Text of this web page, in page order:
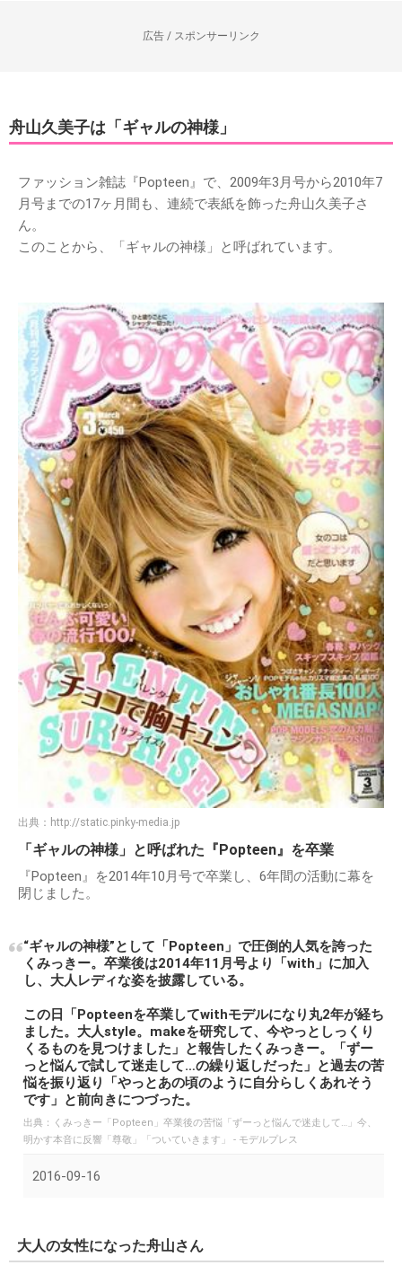
広告 / スポンサーリンク
舟山久美子は「ギャルの神様」
ファッション雑誌『Popteen』で、2009年3月号から2010年7
月号までの17ヶ月間も、連続で表紙を飾った舟山久美子さ
ん。
このことから、「ギャルの神様」と呼ばれています。
出典： http://static.pinky-media.jp
「ギャルの神様」と呼ばれた『Popteen』を卒業
『Popteen』を2014年10月号で卒業し、6年間の活動に幕を
閉じました。
“ギャルの神様”として「Popteen」で圧倒的人気を誇った
くみっきー。卒業後は2014年11月号より「with」に加入
し、大人レディな姿を披露している。
この日「Popteenを卒業してwithモデルになり丸2年が経ち
ました。大人style。makeを研究して、今やっとしっくり
くるものを見つけました」と報告したくみっきー。「ずー
っと悩んで試して迷走して…の繰り返しだった」と過去の苦
悩を振り返り「やっとあの頃のように自分らしくあれそう
です」と前向きにつづった。
出典：
くみっきー「Popteen」卒業後の苦悩「ずーっと悩んで迷走して…」今、
明かす本音に反響「尊敬」「ついていきます」 - モデルプレス
2016-09-16
大人の女性になった舟山さん